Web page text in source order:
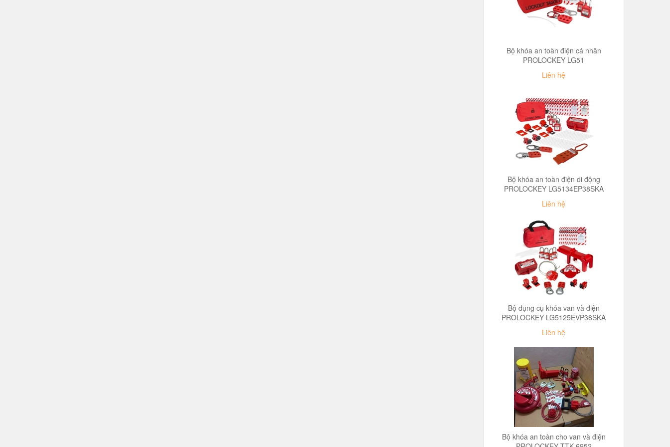
Bộ khóa an toàn điện cá nhân
PROLOCKEY LG51
Liên hệ
Bộ khóa an toàn điện di động
PROLOCKEY LG5134EP38SKA
Liên hệ
Bộ dụng cụ khóa van và điện
PROLOCKEY LG5125EVP38SKA
Liên hệ
Bộ khóa an toàn cho van và điện